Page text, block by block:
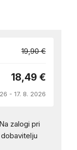
19,90 €
18,49 €
- 17. 8. 2026
Na zalogi pri
dobavitelju